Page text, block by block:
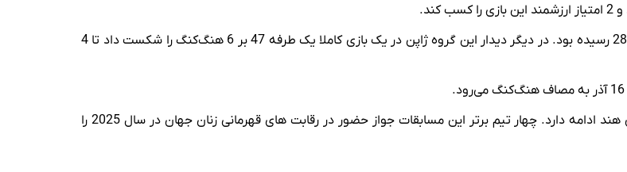
هند روز گذشته در نخستین دیدار خود مقابل هنگ‌کنگ به برتری 31 بر 28 رسیده بود. در دیگر دیدار این گروه ژاپن در یک بازی کاملا یک طرفه 47 بر 6 هنگ‌کنگ را شکست داد تا 4
بیستمین دوره مسابقات هندبال قهرمانی زنان آسیا تا 20 آذر به میزبانی هند ادامه دارد. چهار تیم برتر این مسابقات جواز حضور در رقابت های قهرمانی زنان جهان در سال 2025 را